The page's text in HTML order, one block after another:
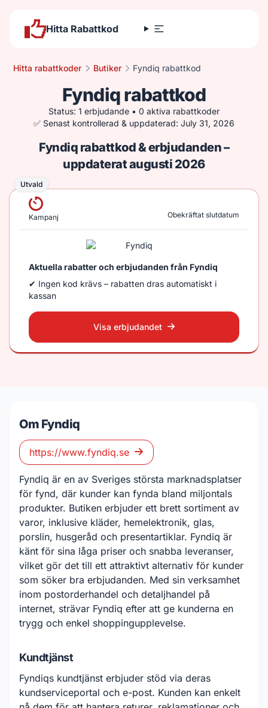
Hitta Rabattkod
Hitta rabattkoder Butiker Fyndiq rabattkod
Fyndiq rabattkod
Status: 1 erbjudande • 0 aktiva rabattkoder
✅ Senast kontrollerad & uppdaterad: July 31, 2026
Fyndiq rabattkod & erbjudanden –
uppdaterat augusti 2026
Utvald
Utvald
Kampanj Obekräftat slutdatum
Aktuella rabatter och erbjudanden från Fyndiq
✔ Ingen kod krävs – rabatten dras automatiskt i
kassan
Visa erbjudandet
Om Fyndiq
https://www.fyndiq.se
Fyndiq är en av Sveriges största marknadsplatser
för fynd, där kunder kan fynda bland miljontals
produkter. Butiken erbjuder ett brett sortiment av
varor, inklusive kläder, hemelektronik, glas,
porslin, husgeråd och presentartiklar. Fyndiq är
känt för sina låga priser och snabba leveranser,
vilket gör det till ett attraktivt alternativ för kunder
som söker bra erbjudanden. Med sin verksamhet
inom postorderhandel och detaljhandel på
internet, strävar Fyndiq efter att ge kunderna en
trygg och enkel shoppingupplevelse.
Kundtjänst
Fyndiqs kundtjänst erbjuder stöd via deras
kundserviceportal och e-post. Kunden kan enkelt